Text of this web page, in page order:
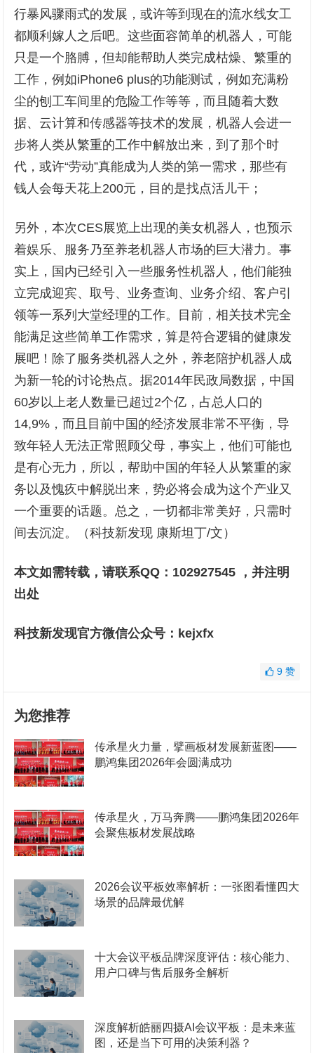
行暴风骤雨式的发展，或许等到现在的流水线女工
都顺利嫁人之后吧。这些面容简单的机器人，可能
只是一个胳膊，但却能帮助人类完成枯燥、繁重的
工作，例如iPhone6 plus的功能测试，例如充满粉
尘的刨工车间里的危险工作等等，而且随着大数
据、云计算和传感器等技术的发展，机器人会进一
步将人类从繁重的工作中解放出来，到了那个时
代，或许“劳动”真能成为人类的第一需求，那些有
钱人会每天花上200元，目的是找点活儿干；
另外，本次CES展览上出现的美女机器人，也预示
着娱乐、服务乃至养老机器人市场的巨大潜力。事
实上，国内已经引入一些服务性机器人，他们能独
立完成迎宾、取号、业务查询、业务介绍、客户引
领等一系列大堂经理的工作。目前，相关技术完全
能满足这些简单工作需求，算是符合逻辑的健康发
展吧！除了服务类机器人之外，养老陪护机器人成
为新一轮的讨论热点。据2014年民政局数据，中国
60岁以上老人数量已超过2个亿，占总人口的
14,9%，而且目前中国的经济发展非常不平衡，导
致年轻人无法正常照顾父母，事实上，他们可能也
是有心无力，所以，帮助中国的年轻人从繁重的家
务以及愧疚中解脱出来，势必将会成为这个产业又
一个重要的话题。总之，一切都非常美好，只需时
间去沉淀。（科技新发现 康斯坦丁/文）
本文如需转载，请联系QQ：102927545 ，并注明
出处
科技新发现官方微信公众号：kejxfx
9 赞
为您推荐
传承星火力量，擘画板材发展新蓝图——
鹏鸿集团2026年会圆满成功
传承星火，万马奔腾——鹏鸿集团2026年
会聚焦板材发展战略
2026会议平板效率解析：一张图看懂四大
场景的品牌最优解
十大会议平板品牌深度评估：核心能力、
用户口碑与售后服务全解析
深度解析皓丽四摄AI会议平板：是未来蓝
图，还是当下可用的决策利器？